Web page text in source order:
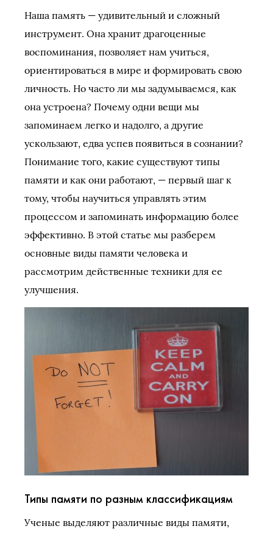
Наша память — удивительный и сложный
инструмент. Она хранит драгоценные
воспоминания, позволяет нам учиться,
ориентироваться в мире и формировать свою
личность. Но часто ли мы задумываемся, как
она устроена? Почему одни вещи мы
запоминаем легко и надолго, а другие
ускользают, едва успев появиться в сознании?
Понимание того, какие существуют типы
памяти и как они работают, — первый шаг к
тому, чтобы научиться управлять этим
процессом и запоминать информацию более
эффективно. В этой статье мы разберем
основные виды памяти человека и
рассмотрим действенные техники для ее
улучшения.
Типы памяти по разным классификациям
Ученые выделяют различные виды памяти,